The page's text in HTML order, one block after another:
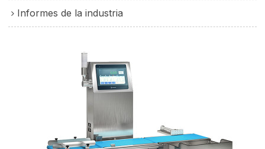
Informes de la industria